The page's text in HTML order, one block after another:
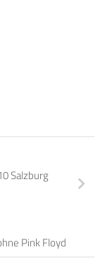
Salzburg
Pink Floyd